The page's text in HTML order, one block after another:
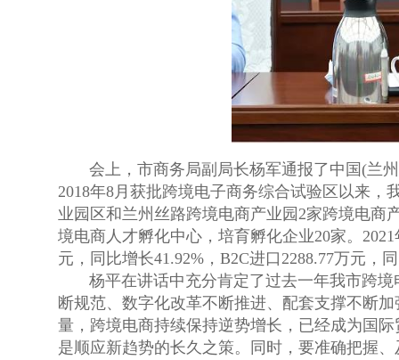
会上，市商务局副局长杨军通报了中国(兰州
2018年8月获批跨境电子商务综合试验区以来
业园区和兰州丝路跨境电商产业园2家跨境电商
境电商人才孵化中心，培育孵化企业20家。
元，同比增长41.92%，B2C进口2288.77万元，
杨平在讲话中充分肯定了过去一年我市跨境
断规范、数字化改革不断推进、配套支撑不断
量，跨境电商持续保持逆势增长，已经成为国
是顺应新趋势的长久之策。同时，要准确把握